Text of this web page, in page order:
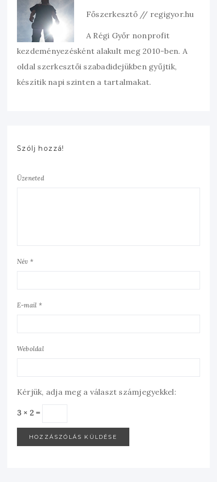
Főszerkesztő // regigyor.hu
A Régi Győr nonprofit
kezdeményezésként alakult meg 2010-ben. A
oldal szerkesztői szabadidejükben gyűjtik,
készítik napi szinten a tartalmakat.
Szólj hozzá!
Üzeneted
Név *
E-mail *
Weboldal
Kérjük, adja meg a választ számjegyekkel:
3 × 2 =